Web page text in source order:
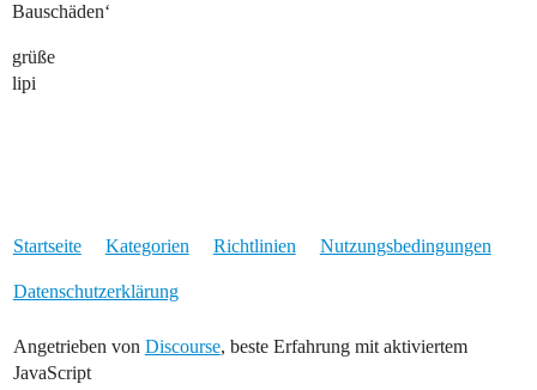
Bauschäden‘
grüße
lipi
Startseite Kategorien Richtlinien Nutzungsbedingungen
Datenschutzerklärung
Angetrieben von Discourse, beste Erfahrung mit aktiviertem
JavaScript